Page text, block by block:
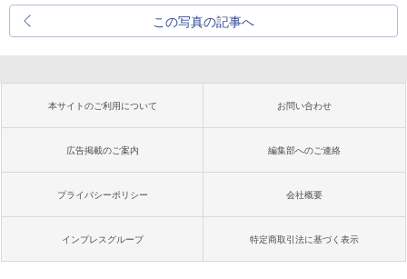
この写真の記事へ
本サイトのご利用について お問い合わせ
広告掲載のご案内 編集部へのご連絡
プライバシーポリシー 会社概要
インプレスグループ 特定商取引法に基づく表示